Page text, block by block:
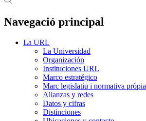
Navegació principal
La URL
La Universidad
Organización
Instituciones URL
Marco estratégico
Marc legislatiu i normativa pròpia
Alianzas y redes
Datos y cifras
Distinciones